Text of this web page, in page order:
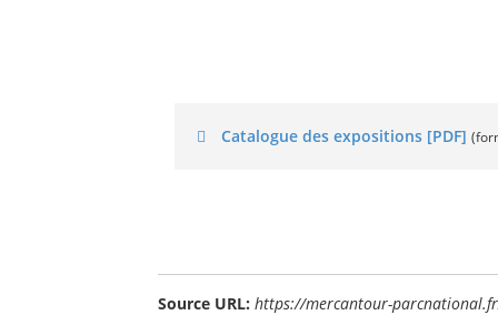
Catalogue des expositions [PDF]
Source URL: https://mercantour-